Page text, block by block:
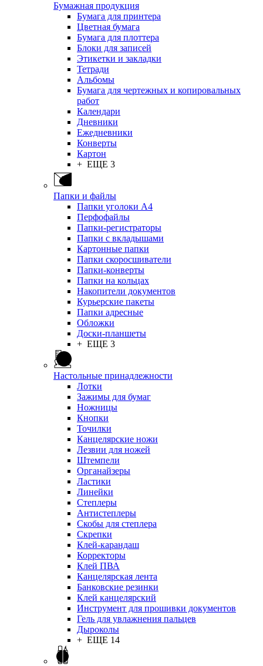
Бумажная продукция
Бумага для принтера
Цветная бумага
Бумага для плоттера
Блоки для записей
Этикетки и закладки
Тетради
Альбомы
Бумага для чертежных и копировальных
работ
Календари
Дневники
Ежедневники
Конверты
Картон
+ ЕЩЕ 3
Папки и файлы
Папки уголоки А4
Перфофайлы
Папки-регистраторы
Папки с вкладышами
Картонные папки
Папки скоросшиватели
Папки-конверты
Папки на кольцах
Накопители документов
Курьерские пакеты
Папки адресные
Обложки
Доски-планшеты
+ ЕЩЕ 3
Настольные принадлежности
Лотки
Зажимы для бумаг
Ножницы
Кнопки
Точилки
Канцелярские ножи
Лезвии для ножей
Штемпели
Органайзеры
Ластики
Линейки
Степлеры
Антистеплеры
Скобы для степлера
Скрепки
Клей-карандаш
Корректоры
Клей ПВА
Канцелярская лента
Банковские резинки
Клей канцелярский
Инструмент для прошивки документов
Гель для увлажнения пальцев
Дыроколы
+ ЕЩЕ 14